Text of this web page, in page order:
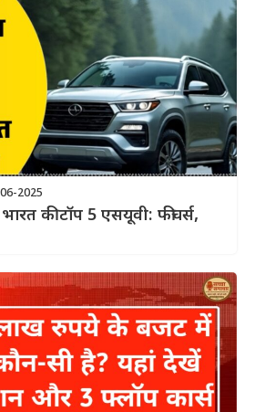
2025
की टॉप 5 एसयूवी: फीचर्स,